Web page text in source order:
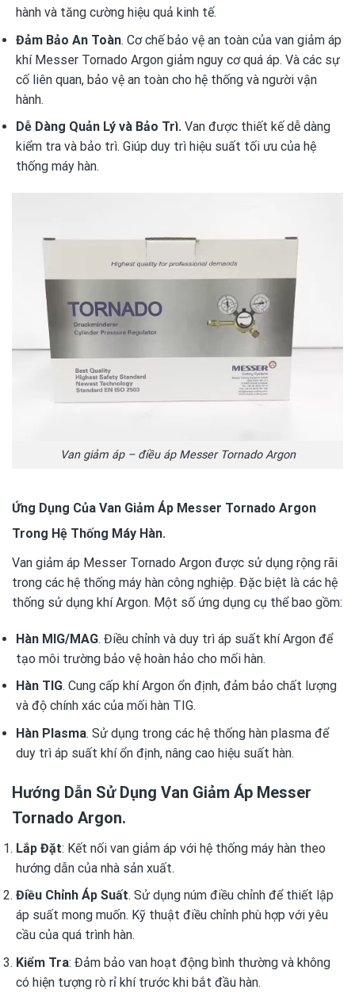
hành và tăng cường hiệu quả kinh tế.
Đảm Bảo An Toàn. Cơ chế bảo vệ an toàn của van giảm áp
khí Messer Tornado Argon giảm nguy cơ quá áp. Và các sự
cố liên quan, bảo vệ an toàn cho hệ thống và người vận
hành.
Dễ Dàng Quản Lý và Bảo Trì.Van được thiết kế dễ dàng
kiểm tra và bảo trì. Giúp duy trì hiệu suất tối ưu của hệ
thống máy hàn.
Van giảm áp – điều áp Messer Tornado Argon
Ứng Dụng Của Van Giảm Áp Messer Tornado Argon
Trong Hệ Thống Máy Hàn.
Van giảm áp Messer Tornado Argon được sử dụng rộng rãi
trong các hệ thống máy hàn công nghiệp. Đặc biệt là các hệ
thống sử dụng khí Argon. Một số ứng dụng cụ thể bao gồm:
Hàn MIG/MAG. Điều chỉnh và duy trì áp suất khí Argon để
tạo môi trường bảo vệ hoàn hảo cho mối hàn.
Hàn TIG. Cung cấp khí Argon ổn định, đảm bảo chất lượng
và độ chính xác của mối hàn TIG.
Hàn Plasma. Sử dụng trong các hệ thống hàn plasma để
duy trì áp suất khí ổn định, nâng cao hiệu suất hàn.
Hướng Dẫn Sử Dụng Van Giảm Áp Messer
Tornado Argon.
Lắp Đặt: Kết nối van giảm áp với hệ thống máy hàn theo
hướng dẫn của nhà sản xuất.
Điều Chỉnh Áp Suất. Sử dụng núm điều chỉnh để thiết lập
áp suất mong muốn. Kỹ thuật điều chỉnh phù hợp với yêu
cầu của quá trình hàn.
Kiểm Tra: Đảm bảo van hoạt động bình thường và không
có hiện tượng rò rỉ khí trước khi bắt đầu hàn.